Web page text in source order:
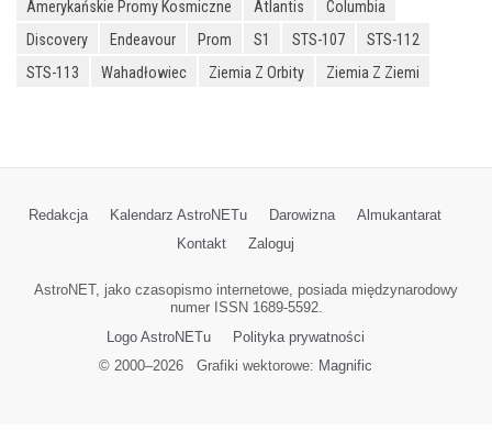
Amerykańskie Promy Kosmiczne Atlantis
Columbia
Discovery
Endeavour Prom S1 STS-107
STS-112
STS-113
Wahadłowiec Ziemia Z Orbity Ziemia Z Ziemi
Redakcja Kalendarz AstroNETu Darowizna
Almukantarat
Kontakt
Zaloguj
AstroNET, jako czasopismo internetowe, posiada międzynarodowy
numer ISSN 1689-5592.
Logo AstroNETu
Polityka prywatności
© 2000–2026Grafiki wektorowe: Magnific